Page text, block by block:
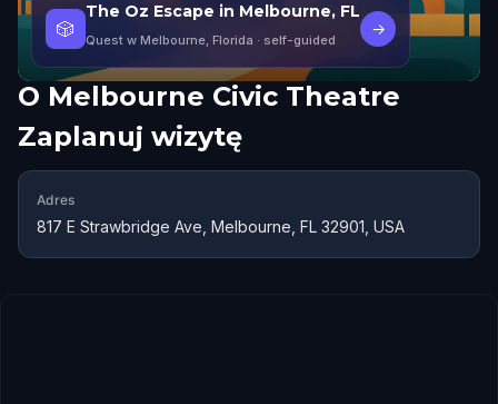
🎲
The Oz Escape in Melbourne, FL
Quest w Melbourne, Florida · self-guided
→
O Melbourne Civic Theatre
Zaplanuj wizytę
Adres
817 E Strawbridge Ave, Melbourne, FL 32901, USA